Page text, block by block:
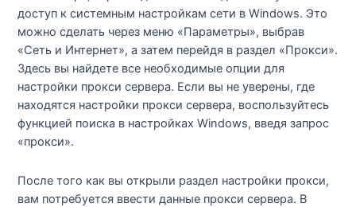
доступ к системным настройкам сети в Windows. Это
можно сделать через меню «Параметры», выбрав
«Сеть и Интернет», а затем перейдя в раздел «Прокси».
Здесь вы найдете все необходимые опции для
настройки прокси сервера. Если вы не уверены, где
находятся настройки прокси сервера, воспользуйтесь
функцией поиска в настройках Windows, введя запрос
«прокси».
После того как вы открыли раздел настройки прокси,
вам потребуется ввести данные прокси сервера. В